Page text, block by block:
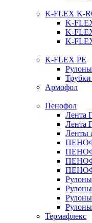
K-FLEX K-
K-
K-
K-
K-FLEX PE
Армофол
Пенофол
Ленты
Термафлекс